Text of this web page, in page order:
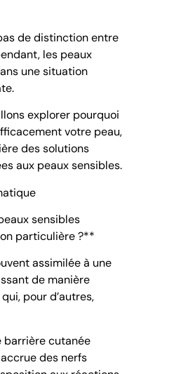
de distinction entre
les peaux
une situation
explorer pourquoi
votre peau,
des solutions
aux peaux sensibles.
sensibles
particulière ?**
assimilée à une
de manière
pour d’autres,
barrière cutanée
des nerfs